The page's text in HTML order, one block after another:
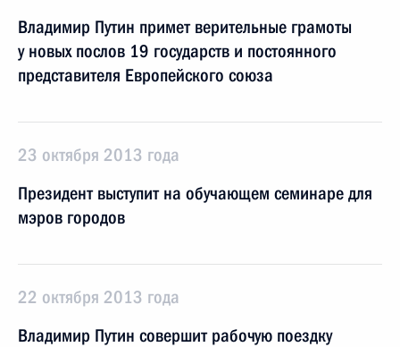
Владимир Путин примет верительные грамоты
у новых послов 19 государств и постоянного
представителя Европейского союза
23 октября 2013 года
Президент выступит на обучающем семинаре для
мэров городов
22 октября 2013 года
Владимир Путин совершит рабочую поездку